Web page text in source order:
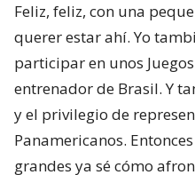
Feliz, feliz, con una
querer estar ahí. Yo
participar en unos
entrenador de Brasil. Y
y el privilegio de
Panamericanos.
grandes ya sé cómo